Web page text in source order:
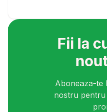
Fii la
Aboneaza-te
nostru pentru